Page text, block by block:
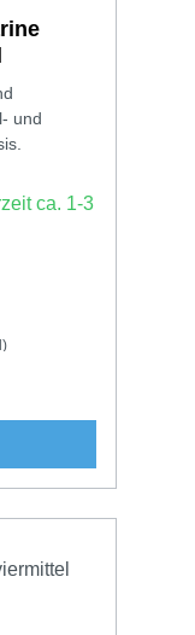
und
ca. 1-3